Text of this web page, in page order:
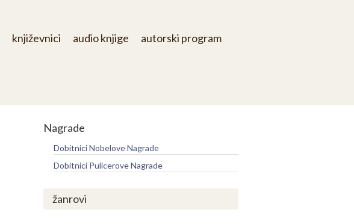
književnici audio knjige autorski program
Nagrade
Dobitnici Nobelove Nagrade
Dobitnici Pulicerove Nagrade
žanrovi